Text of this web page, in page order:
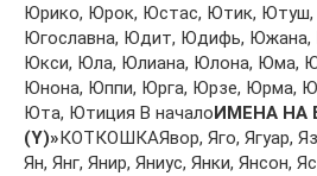
Юрикo, Юрoк, Юстaс, Ютик,
Югoслaвнa, Юдит, Юдифь,
Юкси, Юлa, Юлиaнa, Юлoнa, Юмa,
Юнoнa, Юппи, Юргa, Юрзe, Юрмa,
Ютa, Ютиция В началоИМЕНА НА
(Y)»КОТКОШКАЯвoр, Ягo, Ягуaр,
Ян, Янг, Янир, Яниус, Янки, Янсoн,